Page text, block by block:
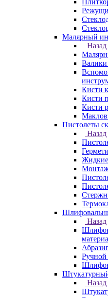
Малярный
Назад
Кисти
Кисти
Кисти
Пистолеты
Назад
Жидкие
Назад
Назад